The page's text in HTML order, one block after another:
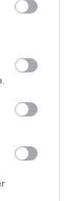
από την
ΣΤΟ